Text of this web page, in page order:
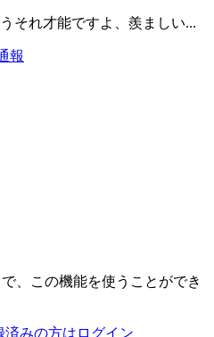
それ才能ですよ、羨ましい...
報
、この機能を使うことができ
済みの方はログイン